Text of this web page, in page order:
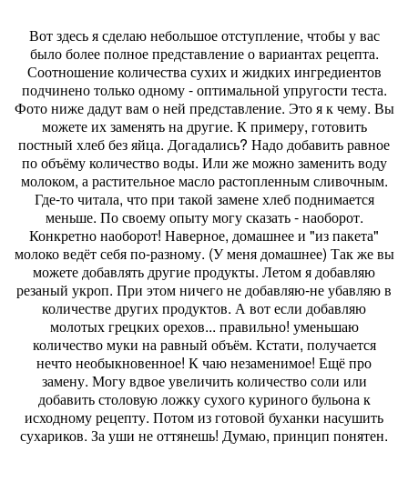
Вот здесь я сделаю небольшое отступление, чтобы у вас
было более полное представление о вариантах рецепта.
Соотношение количества сухих и жидких ингредиентов
подчинено только одному - оптимальной упругости теста.
Фото ниже дадут вам о ней представление. Это я к чему. Вы
можете их заменять на другие. К примеру, готовить
постный хлеб без яйца. Догадались? Надо добавить равное
по объёму количество воды. Или же можно заменить воду
молоком, а растительное масло растопленным сливочным.
Где-то читала, что при такой замене хлеб поднимается
меньше. По своему опыту могу сказать - наоборот.
Конкретно наоборот! Наверное, домашнее и "из пакета"
молоко ведёт себя по-разному. (У меня домашнее) Так же вы
можете добавлять другие продукты. Летом я добавляю
резаный укроп. При этом ничего не добавляю-не убавляю в
количестве других продуктов. А вот если добавляю
молотых грецких орехов... правильно! уменьшаю
количество муки на равный объём. Кстати, получается
нечто необыкновенное! К чаю незаменимое! Ещё про
замену. Могу вдвое увеличить количество соли или
добавить столовую ложку сухого куриного бульона к
исходному рецепту. Потом из готовой буханки насушить
сухариков. За уши не оттянешь! Думаю, принцип понятен.